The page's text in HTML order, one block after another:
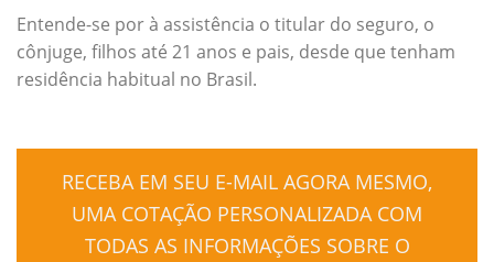
Entende-se por à assistência o titular do seguro, o
cônjuge, filhos até 21 anos e pais, desde que tenham
residência habitual no Brasil.
RECEBA EM SEU E-MAIL AGORA MESMO,
UMA COTAÇÃO PERSONALIZADA COM
TODAS AS INFORMAÇÕES SOBRE O